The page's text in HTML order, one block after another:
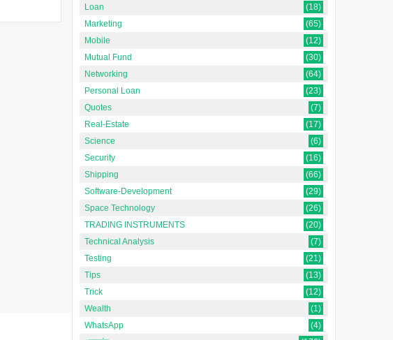
Loan
(18)
Marketing
(65)
Mobile
(12)
Mutual Fund
(30)
Networking
(64)
Personal Loan
(23)
Quotes
(7)
Real-Estate
(17)
Science
(6)
Security
(16)
Shipping
(66)
Software-Development
(29)
Space Technology
(26)
TRADING INSTRUMENTS
(20)
Technical Analysis
(7)
Testing
(21)
Tips
(13)
Trick
(12)
Wealth
(1)
WhatsApp
(4)